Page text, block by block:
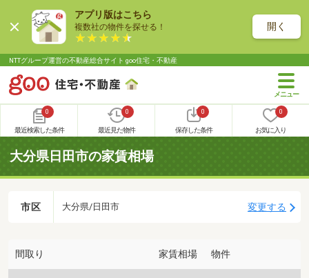
アプリ版はこちら
複数社の物件を探せる！ 開く
NTTグループ運営の不動産総合サイト goo住宅・不動産
0
最近検索した条件
0
最近見た物件
0
保存した条件
0
お気に入り
大分県日田市の家賃相場
市区 大分県/日田市 変更する
間取り 家賃相場 物件